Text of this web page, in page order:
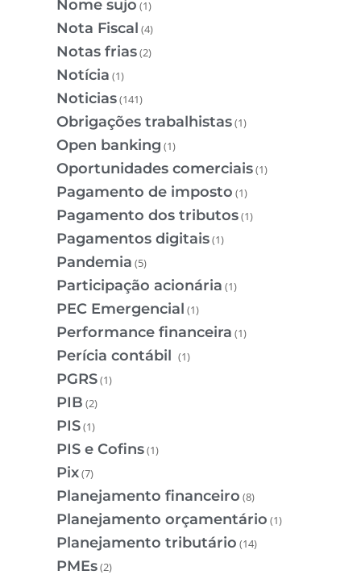
Nome sujo (1)
Nota Fiscal (4)
Notas frias(2)
Notícia (1)
Noticias(141)
Obrigações trabalhistas(1)
Open banking (1)
Oportunidades comerciais(1)
Pagamento de imposto (1)
Pagamento dos tributos(1)
Pagamentos digitais(1)
Pandemia (5)
Participação acionária (1)
PEC Emergencial (1)
Performance financeira (1)
Perícia contábil (1)
PGRS(1)
PIB (2)
PIS(1)
PIS e Cofins(1)
Pix(7)
Planejamento financeiro (8)
Planejamento orçamentário (1)
Planejamento tributário (14)
PMEs(2)